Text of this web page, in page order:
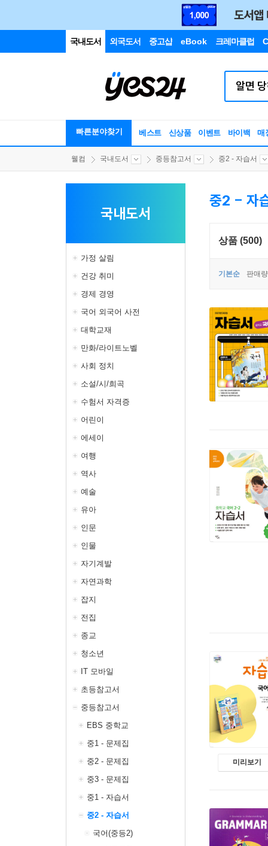
국내도서 외국도서 중고샵 eBook 크레마클럽
빠른분야찾기 베스트 신상품 이벤트 바이백 매
웰컴 국내도서 중등참고서 중2 - 자습서
국내도서
가정 살림
건강 취미
경제 경영
국어 외국어 사전
대학교재
만화/라이트노벨
사회 정치
소설/시/희곡
수험서 자격증
어린이
에세이
여행
역사
예술
유아
인문
인물
자기계발
자연과학
잡지
전집
종교
청소년
IT 모바일
초등참고서
중등참고서
EBS 중학교
중1 - 문제집
중2 - 문제집
중3 - 문제집
중1 - 자습서
중2 - 자습서
국어(중등2)
중2 - 자
상품 (500)
기본순 판매
미리보기